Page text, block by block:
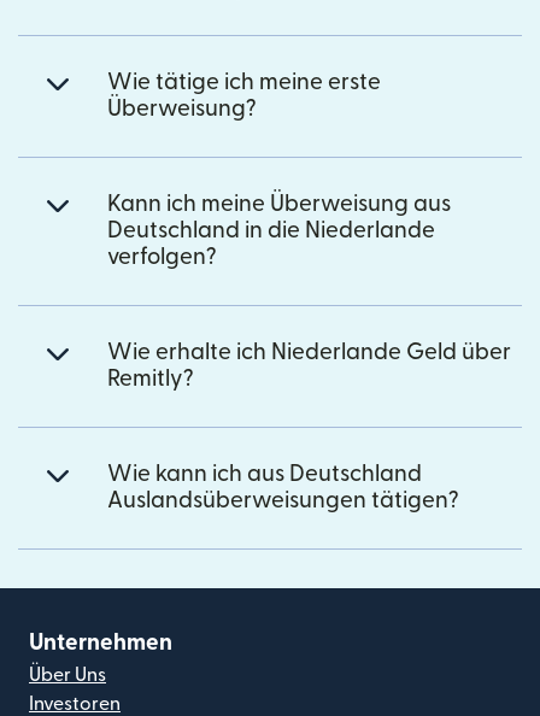
Wie tätige ich meine erste
Überweisung?
Kann ich meine Überweisung aus
Deutschland in die Niederlande
verfolgen?
Wie erhalte ich Niederlande Geld über
Remitly?
Wie kann ich aus Deutschland
Auslandsüberweisungen tätigen?
Unternehmen
Über Uns
Investoren